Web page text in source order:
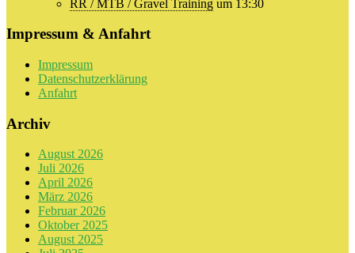
RR / MTB / Gravel Training um 13:30
Impressum & Anfahrt
Impressum
Datenschutzerklärung
Anfahrt
Archiv
August 2026
Juli 2026
April 2026
März 2026
Februar 2026
Oktober 2025
August 2025